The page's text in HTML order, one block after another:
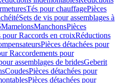
Tés pour chauffagePièces
Sets de vis pour assemblages à
MamelonsManchonsPièces
pour Raccords en croixRéductions
Pièces détachées pour
Raccordements pour
assemblages de bridesGeberit
CoudesPièces détachées pour
Pièces détachées pour